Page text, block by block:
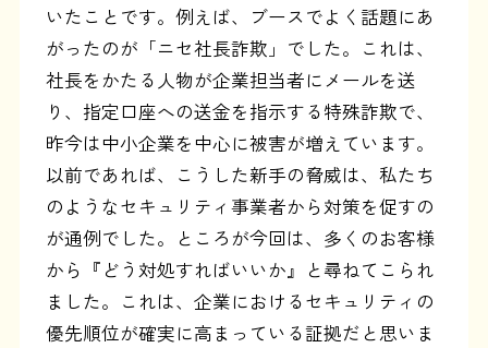
いたことです。例えば、ブースでよく話題にあ
がったのが「ニセ社長詐欺」でした。これは、
社長をかたる人物が企業担当者にメールを送
り、指定口座への送金を指示する特殊詐欺で、
昨今は中小企業を中心に被害が増えています。
以前であれば、こうした新手の脅威は、私たち
のようなセキュリティ事業者から対策を促すの
が通例でした。ところが今回は、多くのお客様
から『どう対処すればいいか』と尋ねてこられ
ました。これは、企業におけるセキュリティの
優先順位が確実に高まっている証拠だと思いま